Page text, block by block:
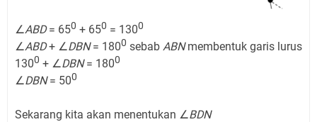
∠ABD= 650 + 650 = 1300
∠ABD+ ∠DBN= 1800 sebab ABNmembentuk garis lurus
1300 + ∠DBN= 1800
∠DBN= 500
Sekarang kita akan menentukan ∠BDN